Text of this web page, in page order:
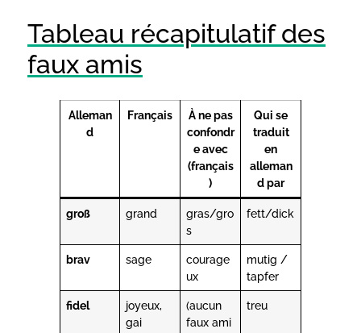
Tableau récapitulatif des
faux amis
Alleman
d
Français
À ne pas
confondr
e avec
(français
)
Qui se
traduit
en
alleman
d par
groß grand
gras/gro
s
fett/dick
brav sage
courage
ux
mutig /
tapfer
fidel
joyeux,
gai
(aucun
faux ami
treu